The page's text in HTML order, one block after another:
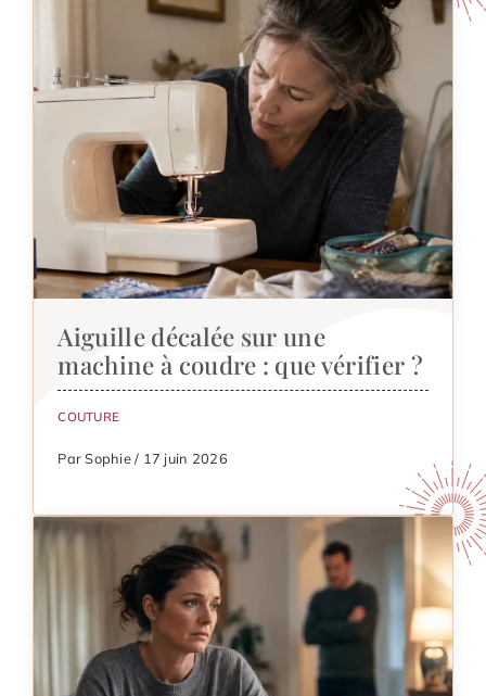
Aiguille décalée sur une
machine à coudre : que vérifier ?
COUTURE
Par Sophie / 17 juin 2026